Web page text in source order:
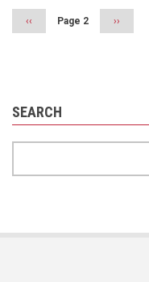
Previous
‹‹ Page 2
Next
››
SEARCH